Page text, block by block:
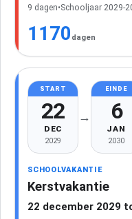
9 dagen•Schooljaar 2029-
1170 dagen
START
22
DEC
2029
→
EINDE
6
JAN
2030
SCHOOLVAKANTIE
Kerstvakantie
22 december 2029